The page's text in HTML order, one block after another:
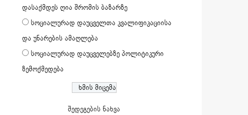
დასაქმდეს ღია შრომის ბაზარზე
სოციალურად დაუცველთა კვალიფიკაციისა
და უნარების ამაღლება
სოციალურად დაუცველებზე პოლიტიკური
ზემოქმედება
შედეგების ნახვა